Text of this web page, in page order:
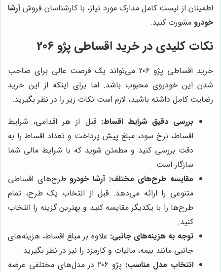
اطمینان از لیست کامل مدارک مورد نیاز، با کارشناسان فروشآرشا
خودرو مشورت کنید.
نکات کلیدی در خرید اقساطی پژو 206
خرید اقساطی پژو 206 می‌تواند یک فرصت عالی برای صاحب
شدن این خودروی محبوب باشد. اما برای اینکه از این خرید
رضایت کامل داشته باشید، لازم است نکات زیر را در نظر بگیرید:
بررسی دقیق شرایط اقساط: قبل از هر اقدامی، شرایط
اقساط، نرخ سود، مبلغ پیش پرداخت و تعداد اقساط را به
دقت بررسی کنید و مطمئن شوید که با شرایط مالی شما
سازگار است.
مقایسه طرح‌های مختلف: آرشا خودروطرح‌های اقساطی
متنوعی را ارائه می‌دهد. قبل از انتخاب یک طرح، تمام
طرح‌ها را با یکدیگر مقایسه کنید و بهترین گزینه را انتخاب
کنید.
توجه به هزینه‌های جانبی: علاوه بر مبلغ اقساط، هزینه‌های
جانبی مانند بیمه، مالیات و کارمزد را نیز در نظر بگیرید.
انتخاب مدل مناسب:
پژو 206 در مدل‌های مختلفی عرضه